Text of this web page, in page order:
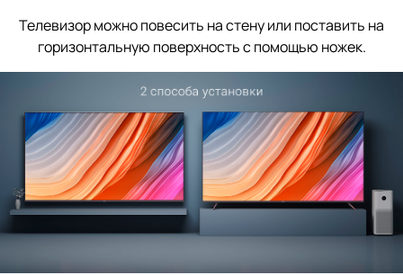
Телевизор можно повесить на стену или поставить на
горизонтальную поверхность с помощью ножек.